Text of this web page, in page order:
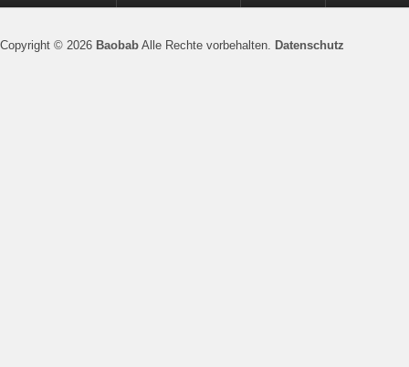
Copyright © 2026 Baobab Alle Rechte vorbehalten. Datenschutz